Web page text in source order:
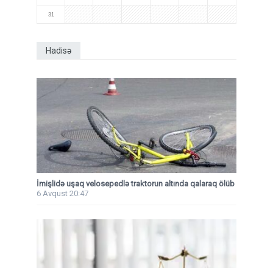
31
Hadisə
İmişlidə uşaq velosepedlə traktorun altında qalaraq ölüb
6 Avqust 20:47